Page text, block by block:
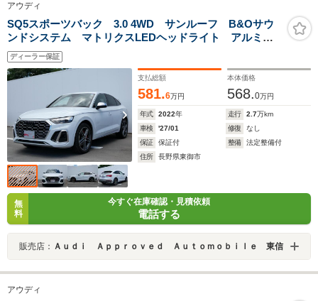
アウディ
SQ5スポーツバック 3.0 4WD サンルーフ B&Oサウ
ンドシステム マトリクスLEDヘッドライト アルミホ
イール レザーシート オートエアコン 全席シートヒ
ーター ワイヤレスチャージング キャリパーレッド
オートマチックテールゲート
ディーラー保証
支払総額
581.6万円
本体価格
568.0万円
年式 2022年 走行 2.7万km
車検
'27/01 修復
なし
保証
保証付 整備
法定整備付
住所
長野県東御市
無
料
今すぐ在庫確認・見積依頼
電話する
販売店： Ａｕｄｉ Ａｐｐｒｏｖｅｄ Ａｕｔｏｍｏｂｉｌｅ 東信
アウディ